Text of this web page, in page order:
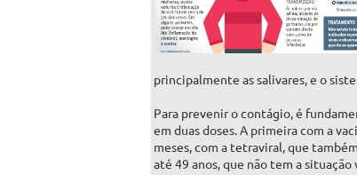
principalmente as salivares, e o
Para prevenir o contágio, é
em duas doses. A primeira com a
meses, com a tetraviral, que
até 49 anos, que não tem a